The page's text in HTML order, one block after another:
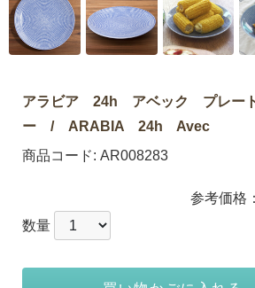
アラビア 24h アベック プレ
ー / ARABIA 24h Avec
商品コード: AR008283
参考価格：
数量